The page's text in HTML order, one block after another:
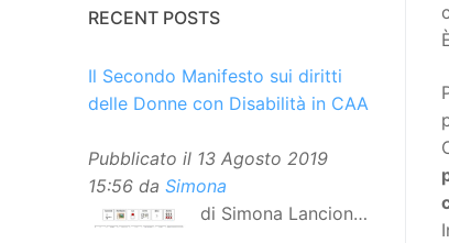
RECENT POSTS
Il Secondo Manifesto sui diritti
delle Donne con Disabilità in CAA
Pubblicato il 13 Agosto 2019
15:56 da Simona
di Simona Lancioni,